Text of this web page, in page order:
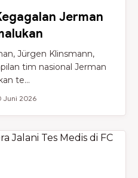
Jerman
Jürgen Klinsmann,
tim nasional Jerman
te...
Juni 2026